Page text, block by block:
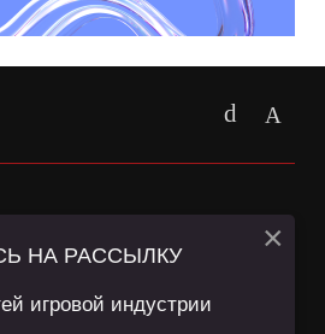
сайта и сервис «Яндекс
и
НА РАССЫЛКУ
игровой индустрии
×